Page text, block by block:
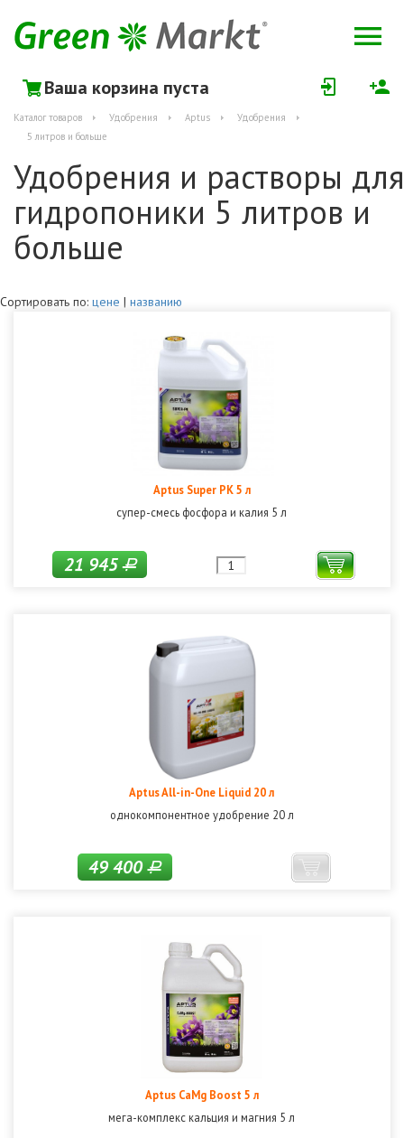
Ваша корзина пуста
Каталог товаров Удобрения Aptus
Удобрения
5 литров и больше
Удобрения и растворы для
гидропоники 5 литров и
больше
Сортировать по: цене | названию
Aptus Super PK 5 л
супер-смесь фосфора и калия 5 л
21 945Р
Aptus All-in-One Liquid 20 л
однокомпонентное удобрение 20 л
49 400Р
Aptus CaMg Boost 5 л
мега-комплекс кальция и магния 5 л